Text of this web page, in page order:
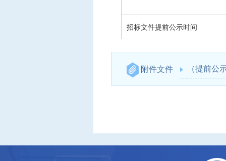
招标文件提前公示时间
附件文件 （提前